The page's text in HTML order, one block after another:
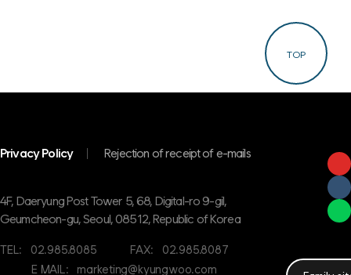
Privacy Policy Rejection of receipt of e-mails
4F, Daeryung Post Tower 5, 68, Digital-ro 9-gil,
Geumcheon-gu, Seoul, 08512, Republic of Korea
TEL: 02.985.8085 FAX:
02.985.8087
E MAIL:
marketing@kyungwoo.com
TOP